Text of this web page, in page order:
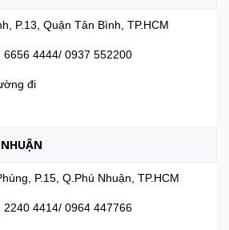
P.13, Quận Tân Bình, TP.HCM
4444/ 0937 552200
đi
P.15, Q.Phú Nhuận, TP.HCM
4414/ 0964 447766